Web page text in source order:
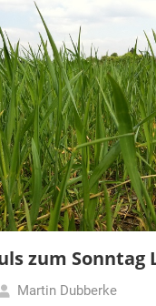
zum Sonntag
Martin Dubberke